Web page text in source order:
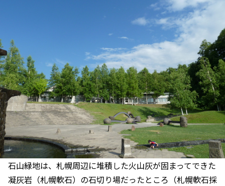
石山緑地は、札幌周辺に堆積した火山灰が固まってできた
凝灰岩（札幌軟石）の石切り場だったところ（札幌軟石採